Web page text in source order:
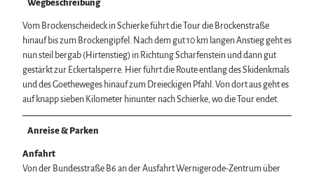
Wegbeschreibung
Vom Brockenscheideck in Schierke führt die Tour die Brockenstraße
hinauf bis zum Brockengipfel. Nach dem gut 10 km langen Anstieg geht es
nun steil bergab (Hirtenstieg) in Richtung Scharfenstein und dann gut
gestärkt zur Eckertalsperre. Hier führt die Route entlang des Skidenkmals
und des Goetheweges hinauf zum Dreieckigen Pfahl. Von dort aus geht es
auf knapp sieben Kilometer hinunter nach Schierke, wo die Tour endet.
Anreise & Parken
Anfahrt
Von der Bundesstraße B6 an der Ausfahrt Wernigerode-Zentrum über